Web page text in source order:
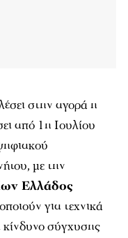
στην αγορά η
από 1η Ιουλίου
με την
Ελλάδος
για τεχνικά
κίνδυνο σύγχυσης